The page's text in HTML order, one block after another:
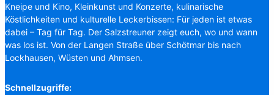
Kneipe und Kino, Kleinkunst und Konzerte, kulinarische
Köstlichkeiten und kulturelle Leckerbissen: Für jeden ist etwas
dabei – Tag für Tag. Der Salzstreuner zeigt euch, wo und wann
was los ist. Von der Langen Straße über Schötmar bis nach
Lockhausen, Wüsten und Ahmsen.
Schnellzugriffe: